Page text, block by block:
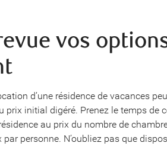
vos
d’une résidence de vacances
prix initial digéré. Prenez le temps de
au prix du nombre de
personne. N’oubliez pas que